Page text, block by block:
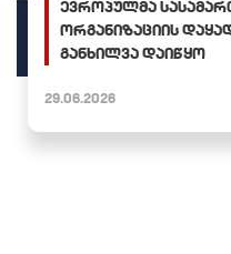
ევროპულმა
ორგანიზაციის
განხილვა დაიწყო
29.06.2026